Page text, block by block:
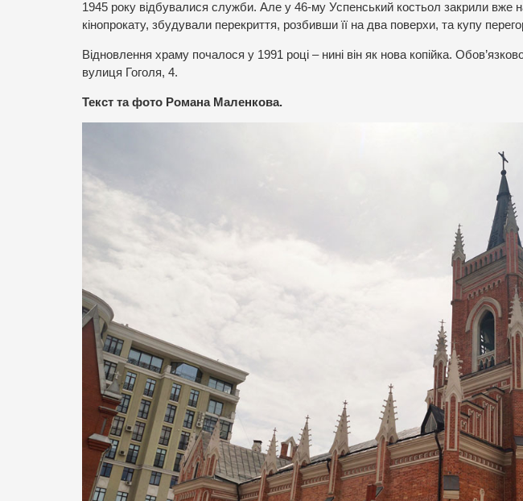
1945 року відбувалися служби. Але у 46-му Успенський костьол закрили вже
кінопрокату, збудували перекриття, розбивши її на два поверхи, та купу
Відновлення храму почалося у 1991 році – нині він як нова копійка.
вулиця Гоголя, 4.
Текст та фото Романа Маленкова.